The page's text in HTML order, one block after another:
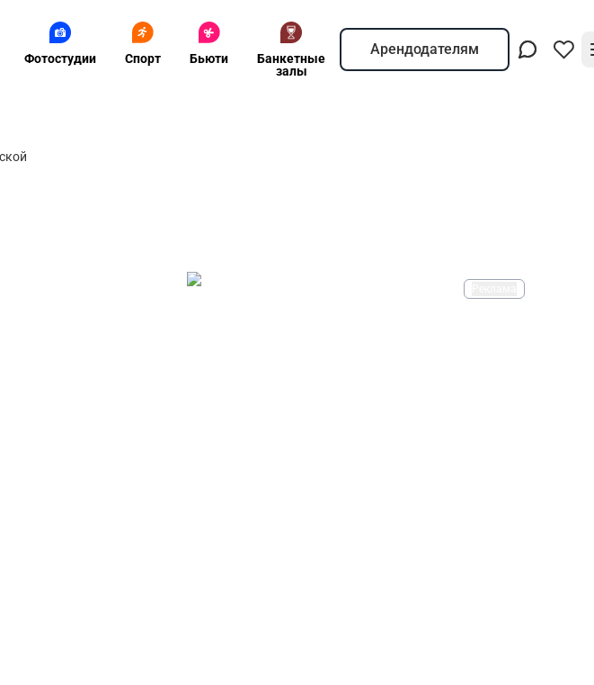
Фотостудии Спорт Бьюти
Банкетные
залы
Арендодателям